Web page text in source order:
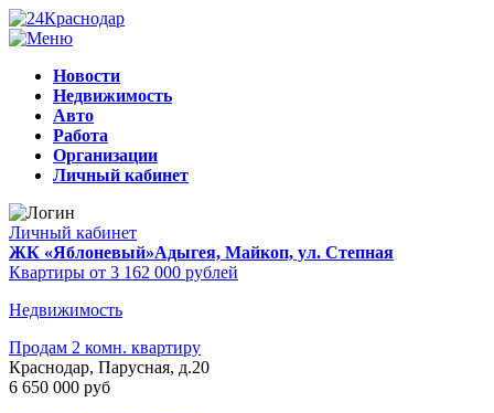
Новости
Недвижимость
Авто
Работа
Организации
Личный кабинет
Личный кабинет
ЖК «Яблоневый»Адыгея, Майкоп, ул. Степная
Квартиры от 3 162 000 рублей
Недвижимость
Продам 2 комн. квартиру
Краснодар, Парусная, д.20
6 650 000 руб